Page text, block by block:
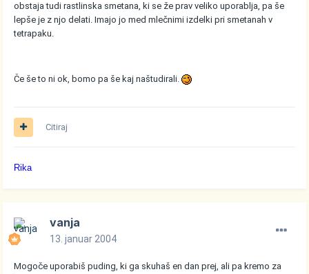
obstaja tudi rastlinska smetana, ki se že prav veliko uporablja, pa še
lepše je z njo delati. Imajo jo med mlečnimi izdelki pri smetanah v
tetrapaku.
Če še to ni ok, bomo pa še kaj naštudirali.
Citiraj
Rika
vanja
13. januar 2004
Mogoče uporabiš puding, ki ga skuhaš en dan prej, ali pa kremo za